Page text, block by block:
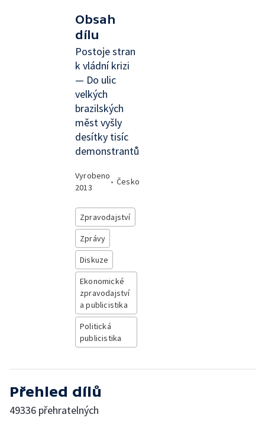
Obsah
dílu
Postoje stran
k vládní krizi
— Do ulic
velkých
brazilských
měst vyšly
desítky tisíc
demonstrantů
Vyrobeno
2013
• Česko
Zpravodajství
Zprávy
Diskuze
Ekonomické
zpravodajství
a publicistika
Politická
publicistika
Přehled dílů
49336 přehratelných